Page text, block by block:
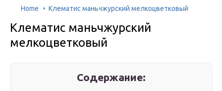
Home Клематис маньчжурский мелкоцветковый
Клематис маньчжурский
мелкоцветковый
Содержание: